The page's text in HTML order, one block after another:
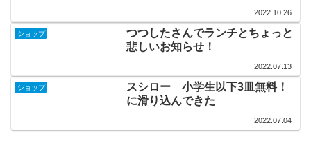
2022.10.26
ショップ
つつしたさんでランチとちょっと
悲しいお知らせ！
2022.07.13
ショップ
スシロー 小学生以下3皿無料！
に滑り込んできた
2022.07.04